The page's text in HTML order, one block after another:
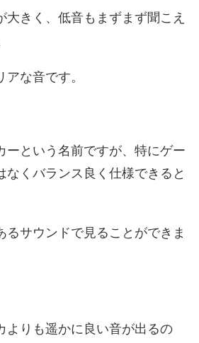
大きく、低音もまずまず聞こえ
な音です。
ーという名前ですが、特にゲー
なくバランス良く仕様できると
るサウンドで見ることができま
よりも遥かに良い音が出るの